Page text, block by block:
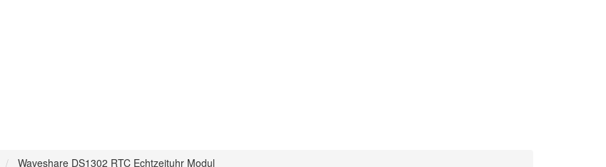
Waveshare DS1302 RTC Echtzeituhr Modul